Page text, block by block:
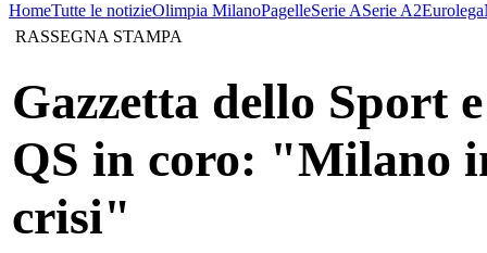
HomeTutte le notizieOlimpia MilanoPagelleSerie ASerie A2Eurolega
RASSEGNA STAMPA
Gazzetta dello Sport e
QS in coro: "Milano
crisi"